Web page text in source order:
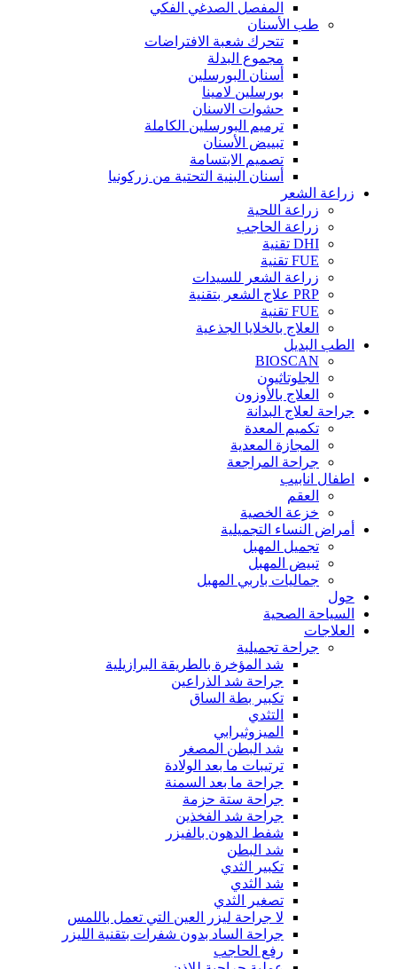
المفصل الصدغي الفكي
طب الأسنان
تتحرك شعبة الافتراضات
مجموع البدلة
أسنان البورسلين
بورسلين لامينا
حشوات الاسنان
ترميم البورسلين الكاملة
تبييض الأسنان
تصميم الابتسامة
أسنان البنية التحتية من زركونيا
زراعة الشعر
زراعة اللحية
زراعة الحاجب
DHI تقنية
FUE تقنية
زراعة الشعر للسيدات
PRP علاج الشعر بتقنية
FUE تقنية
العلاج بالخلايا الجذعية
الطب البديل
BIOSCAN
الجلوتاثيون
العلاج بالأوزون
جراحة لعلاج البدانة
تكميم المعدة
المجازة المعدية
جراحة المراجعة
اطفال انابيب
العقم
خزعة الخصية
أمراض النساء التجميلية
تجميل المهبل
تبيض المهبل
جماليات باربي المهبل
حول
السياحة الصحية
العلاجات
جراحة تجميلية
شد المؤخرة بالطريقة البرازيلية
جراحة شد الذراعين
تكبير بطة الساق
التثدي
الميزوثيرابي
شد البطن المصغر
ترتيبات ما بعد الولادة
جراحة ما بعد السمنة
جراحة ستة حزمة
جراحة شد الفخذين
شفط الدهون بالفيزر
شد البطن
تكبير الثدي
شد الثدي
تصغير الثدي
لا جراحة ليزر العين التي تعمل باللمس
جراحة الساد بدون شفرات بتقنية الليزر
رفع الحاجب